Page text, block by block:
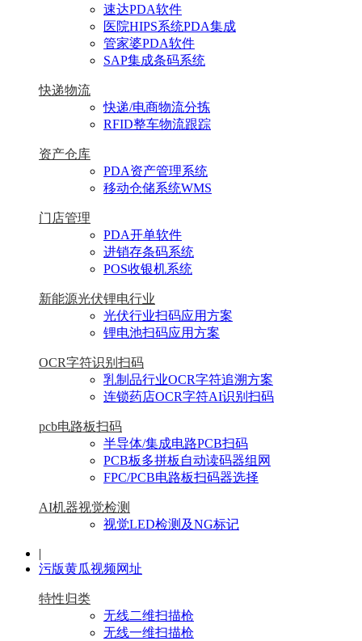
速达PDA软件
医院HIPS系统PDA集成
管家婆PDA软件
SAP集成条码系统
快递物流
快递/电商物流分拣
RFID整车物流跟踪
资产仓库
PDA资产管理系统
移动仓储系统WMS
门店管理
PDA开单软件
进销存条码系统
POS收银机系统
新能源光伏锂电行业
光伏行业扫码应用方案
锂电池扫码应用方案
OCR字符识别扫码
乳制品行业OCR字符追溯方案
连锁药店OCR字符AI识别扫码
pcb电路板扫码
半导体/集成电路PCB扫码
PCB板多拼板自动读码器组网
FPC/PCB电路板扫码器选择
AI机器视觉检测
视觉LED检测及NG标记
|
污版黄瓜视频网址
特性归类
无线二维扫描枪
无线一维扫描枪